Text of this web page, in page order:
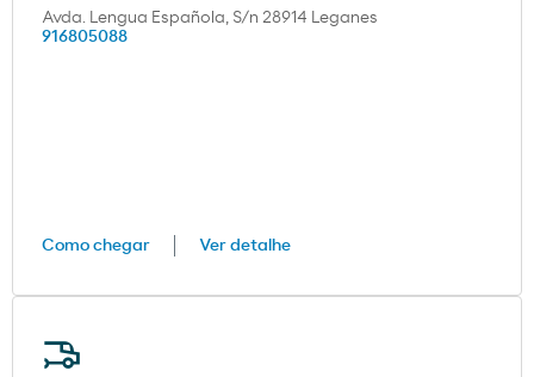
Avda. Lengua Española, S/n 28914 Leganes
916805088
Como chegar Ver detalhe